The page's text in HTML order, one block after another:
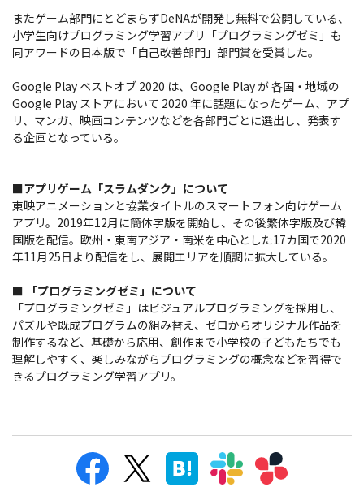
またゲーム部門にとどまらずDeNAが開発し無料で公開している、
小学生向けプログラミング学習アプリ「プログラミングゼミ」も
同アワードの日本版で「自己改善部門」部門賞を受賞した。
Google Play ベストオブ 2020 は、Google Play が 各国・地域の
Google Play ストアにおいて 2020 年に話題になったゲーム、アプ
リ、マンガ、映画コンテンツなどを各部門ごとに選出し、発表す
る企画となっている。
■アプリゲーム「スラムダンク」について
東映アニメーションと協業タイトルのスマートフォン向けゲーム
アプリ。2019年12月に簡体字版を開始し、その後繁体字版及び韓
国版を配信。欧州・東南アジア・南米を中心とした17カ国で2020
年11月25日より配信をし、展開エリアを順調に拡大している。
■ 「プログラミングゼミ」について
「プログラミングゼミ」はビジュアルプログラミングを採用し、
パズルや既成プログラムの組み替え、ゼロからオリジナル作品を
制作するなど、基礎から応用、創作まで小学校の子どもたちでも
理解しやすく、楽しみながらプログラミングの概念などを習得で
きるプログラミング学習アプリ。